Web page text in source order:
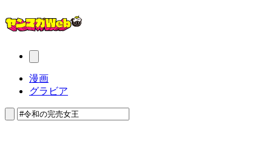
漫画
グラビア